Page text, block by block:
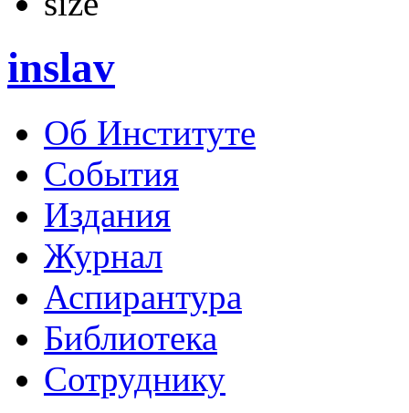
inslav
Об Институте
События
Издания
Журнал
Аспирантура
Библиотека
Сотруднику